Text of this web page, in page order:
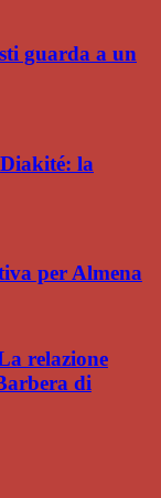
guarda a un
la
per Almena
relazione
di